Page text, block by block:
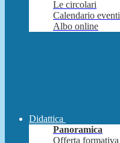
Le circolari
Calendario eventi
Albo online
Didattica
Panoramica
Offerta formativa